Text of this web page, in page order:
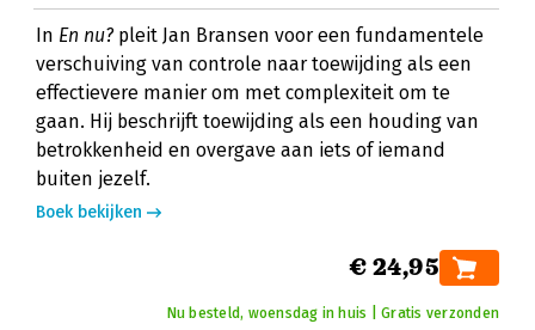
In En nu? pleit Jan Bransen voor een fundamentele
verschuiving van controle naar toewijding als een
effectievere manier om met complexiteit om te
gaan. Hij beschrijft toewijding als een houding van
betrokkenheid en overgave aan iets of iemand
buiten jezelf.
Boek bekijken
€ 24,95
Nu besteld, woensdag in huis | Gratis verzonden